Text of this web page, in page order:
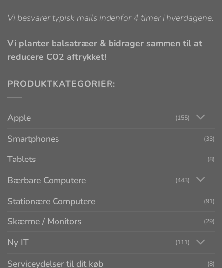
Vi besvarer typisk mails indenfor 4 timer i hverdagene.
Vi planter balsatræer & bidrager sammen til at
reducere CO2 aftrykket!
PRODUKTKATEGORIER:
Apple (155)
Smartphones (33)
Tablets (8)
Bærbare Computere (443)
Stationære Computere (91)
Skærme / Monitors (29)
Ny IT (111)
Serviceydelser til dit køb (8)